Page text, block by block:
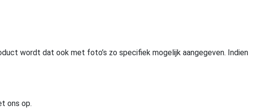
wordt dat ook met foto’s zo specifiek mogelijk aangegeven. Indien
ons op.